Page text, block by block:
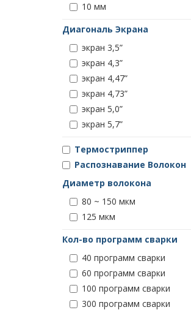
10 мм
Диагональ Экрана
экран 3,5”
экран 4,3”
экран 4,47”
экран 4,73”
экран 5,0”
экран 5,7”
Термостриппер
Распознавание Волокон
Диаметр волокона
80 ~ 150 мкм
125 мкм
Кол-во программ сварки
40 программ сварки
60 программ сварки
100 программ сварки
300 программ сварки